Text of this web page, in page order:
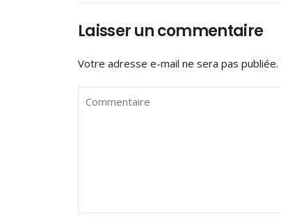
Laisser un commentaire
Votre adresse e-mail ne sera pas publiée.